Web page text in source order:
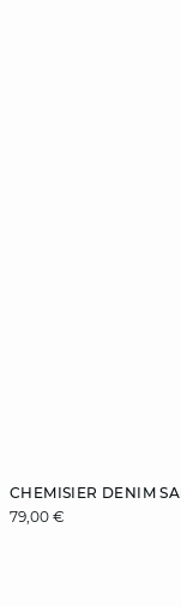
CHEMISIER DENIM
79,00 €